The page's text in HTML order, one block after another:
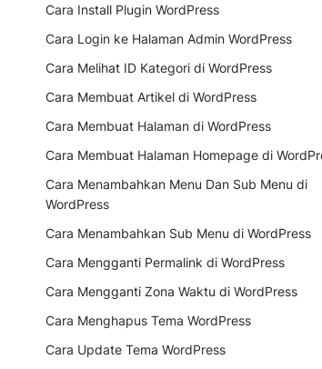
Cara Install Plugin WordPress
Cara Login ke Halaman Admin WordPress
Cara Melihat ID Kategori di WordPress
Cara Membuat Artikel di WordPress
Cara Membuat Halaman di WordPress
Cara Membuat Halaman Homepage di
Cara Menambahkan Menu Dan Sub Menu di
WordPress
Cara Menambahkan Sub Menu di WordPress
Cara Mengganti Permalink di WordPress
Cara Mengganti Zona Waktu di WordPress
Cara Menghapus Tema WordPress
Cara Update Tema WordPress